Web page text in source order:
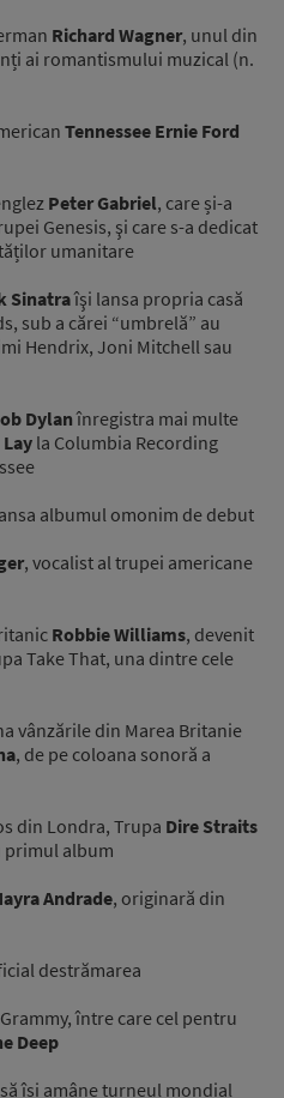
Richard Wagner, unul din
ai romantismului muzical (n.
Tennessee Ernie Ford
Peter Gabriel, care și-a
Genesis, şi care s-a dedicat
umanitare
Sinatraîşi lansa propria casă
sub a cărei “umbrelă” au
Hendrix, Joni Mitchell sau
Dylanînregistra mai multe
Lay la Columbia Recording
albumul omonim de debut
, vocalist al trupei americane
Robbie Williams, devenit
Take That, una dintre cele
vânzările din Marea Britanie
, de pe coloana sonoră a
din Londra, Trupa Dire Straits
album
Andrade, originară din
destrămarea
între care cel pentru
Deep
își amâne turneul mondial